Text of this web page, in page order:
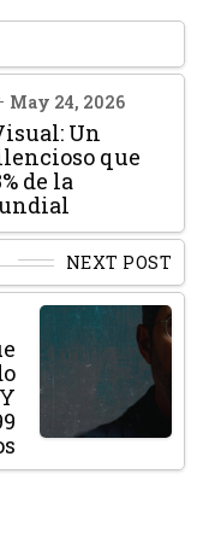
May 24, 2026
Un
que
de la
NEXT POST